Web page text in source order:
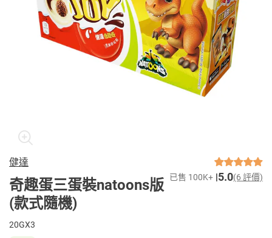
健達
奇趣蛋三蛋裝natoons版
(款式隨機)
已售 100K+ 5.0(6 評價)
20GX3